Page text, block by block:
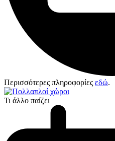
Περισσότερες πληροφορίες εδώ.
Τι άλλο παίζει